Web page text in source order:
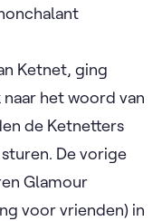
Ketnet, ging
het woord van
de Ketnetters
De vorige
Glamour
voor vrienden) in